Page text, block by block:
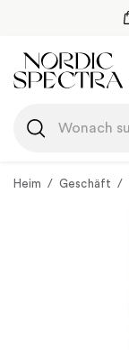
Inhalt
springen
Heim / Geschäft /